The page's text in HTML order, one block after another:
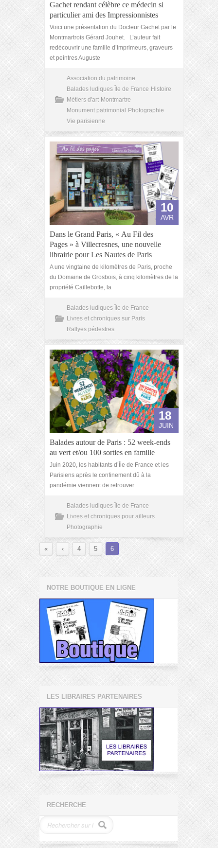
Gachet rendant célèbre ce médecin si
particulier ami des Impressionnistes
Voici une présentation du Docteur Gachet par le
Montmartrois Gérard Jouhet. L’auteur fait
redécouvrir une famille d’imprimeurs, graveurs
et peintres Auguste
Association du patrimoine
Balades ludiques Île de France Histoire
Métiers d'art Montmartre
Monument patrimonial
Photographie
Vie parisienne
10
AVR
Dans le Grand Paris, « Au Fil des
Pages » à Villecresnes, une nouvelle
librairie pour Les Nautes de Paris
A une vingtaine de kilomètres de Paris, proche
du Domaine de Grosbois, à cinq kilomètres de la
propriété Caillebotte, la
Balades ludiques Île de France
Livres et chroniques sur Paris
Rallyes pédestres
18
JUIN
Balades autour de Paris : 52 week-ends
au vert et/ou 100 sorties en famille
Juin 2020, les habitants d’Île de France et les
Parisiens après le confinement dû à la
pandémie viennent de retrouver
Balades ludiques Île de France
Livres et chroniques pour ailleurs
Photographie
« ‹ 4 5 6
NOTRE BOUTIQUE EN LIGNE
LES LIBRAIRES PARTENAIRES
RECHERCHE